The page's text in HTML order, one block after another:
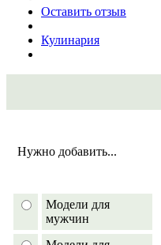
Оставить отзыв
Кулинария
Нужно добавить...
Модели для
мужчин